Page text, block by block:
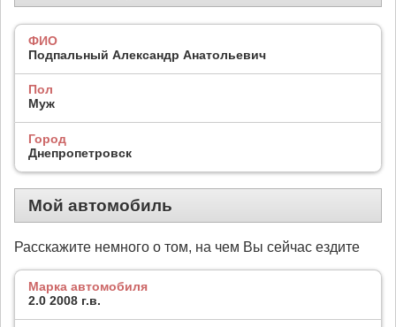
ФИО
Подпальный Александр Анатольевич
Пол
Муж
Город
Днепропетровск
Мой автомобиль
Расскажите немного о том, на чем Вы сейчас ездите
Марка автомобиля
2.0 2008 г.в.